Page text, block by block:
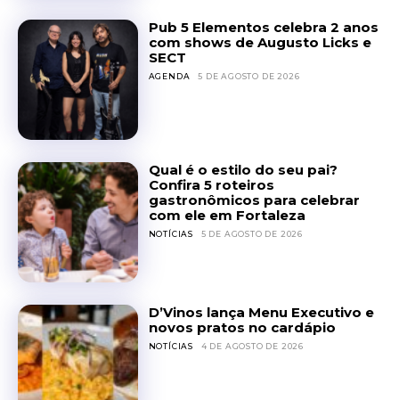
Pub 5 Elementos celebra 2 anos
com shows de Augusto Licks e
SECT
AGENDA 5 DE AGOSTO DE 2026
Qual é o estilo do seu pai?
Confira 5 roteiros
gastronômicos para celebrar
com ele em Fortaleza
NOTÍCIAS 5 DE AGOSTO DE 2026
D’Vinos lança Menu Executivo e
novos pratos no cardápio
NOTÍCIAS 4 DE AGOSTO DE 2026